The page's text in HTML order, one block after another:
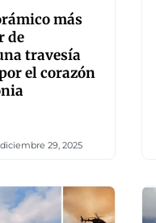
más
de
travesía
el corazón
diciembre 29, 2025